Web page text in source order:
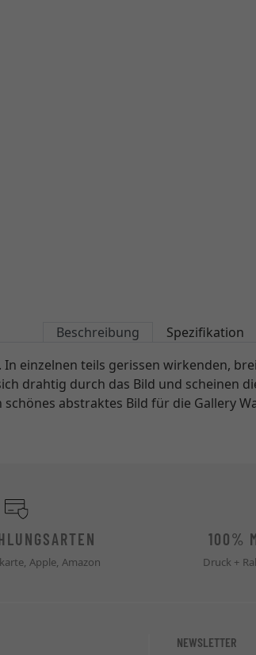
Beschreibung
Spezifikation
einzelnen teils gerissen wirkenden,
drahtig durch das Bild und scheinen
abstraktes Bild für die Gallery
Apple, Amazon
100%
Druck +
NEWSLETTER